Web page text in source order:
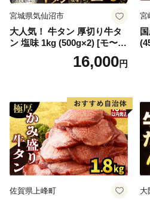
宮城県気仙沼市
大人気！ 牛タン 厚切り牛タ
ン 塩味 1kg (500g×2) [モ〜ラ
ンド 宮城県 気仙沼市 205646
60] 肉 牛肉 精肉 牛たん 牛タ
厚切り タン
16,000円
宮
佐賀県上峰町 大